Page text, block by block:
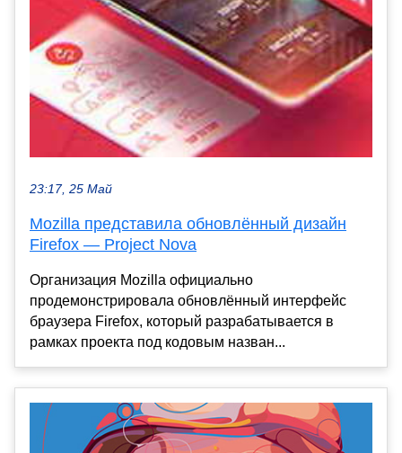
23:17, 25 Май
Mozilla представила обновлённый дизайн
Firefox — Project Nova
Организация Mozilla официально
продемонстрировала обновлённый интерфейс
браузера Firefox, который разрабатывается в
рамках проекта под кодовым назван...